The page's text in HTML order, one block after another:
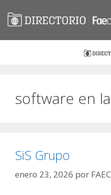
software en
SiS Grupo
enero 23, 2026 por